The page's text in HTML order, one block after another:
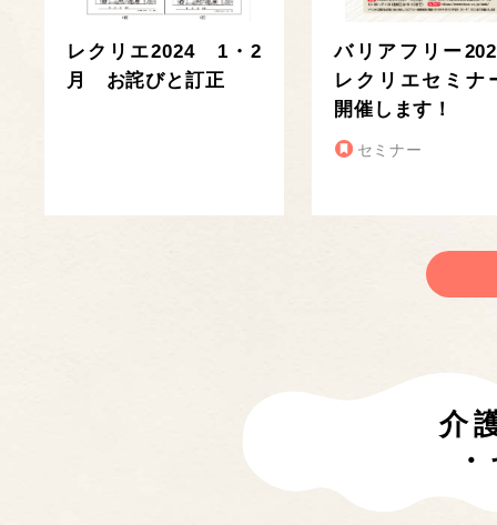
レクリエ2024 1・2
月 お詫びと訂正
バリアフリー
レクリエセミナ
開催します！
セミナー
介